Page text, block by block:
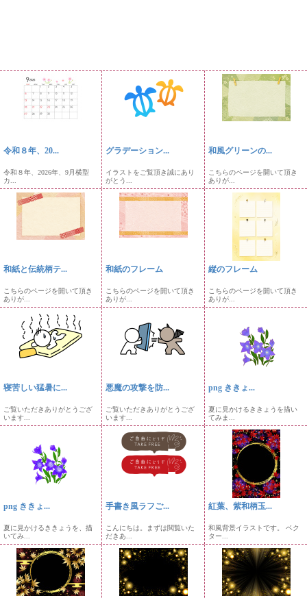
令和８年、20...
令和８年、2026年、9月横型
カ...
グラデーション...
イラストをご覧頂き誠にあり
がとう...
和風グリーンの...
こちらのページを開いて頂き
ありが...
和紙と伝統柄テ...
こちらのページを開いて頂き
ありが...
和紙のフレーム
こちらのページを開いて頂き
ありが...
縦のフレーム
こちらのページを開いて頂き
ありが...
寝苦しい猛暑に...
ご覧いただきありがとうござ
います...
悪魔の攻撃を防...
ご覧いただきありがとうござ
います...
png ききょ...
夏に見かけるききょうを描い
てみま...
png ききょ...
夏に見かけるききょうを、描
いてみ...
手書き風ラフご...
こんにちは。まずは閲覧いた
だきあ...
紅葉、紫和柄玉...
和風背景イラストです。 ベク
ター...